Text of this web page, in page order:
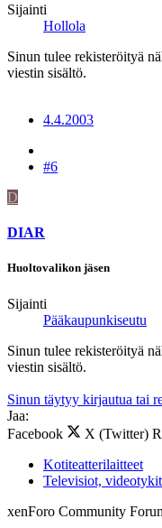
Sijainti
Hollola
Sinun tulee rekisteröityä
viestin sisältö.
4.4.2003
#6
D
DIAR
Huoltovalikon jäsen
Sijainti
Pääkaupunkiseutu
Sinun tulee rekisteröityä
viestin sisältö.
Sinun täytyy kirjautua tai
Jaa:
Facebook
X (Twitter)
Kotiteatterilaitteet
Televisiot,
xenForo Community